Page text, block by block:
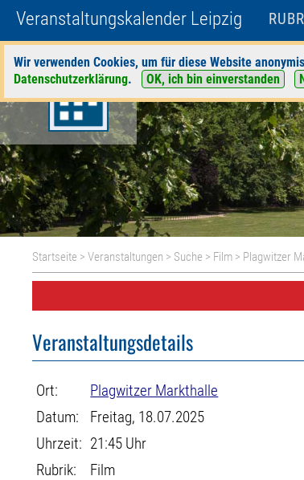
Veranstaltungskalender Leipzig
Wir verwenden Cookies, um für diese Website
Datenschutzerklärung. OK, ich bin einverstanden
Startseite >Veranstaltungen > Suche > Film > Plagwitzer
Veranstaltungsdetails
Ort:
Plagwitzer Markthalle
Datum:
Freitag, 18.07.2025
Uhrzeit: 21:45 Uhr
Rubrik:
Film